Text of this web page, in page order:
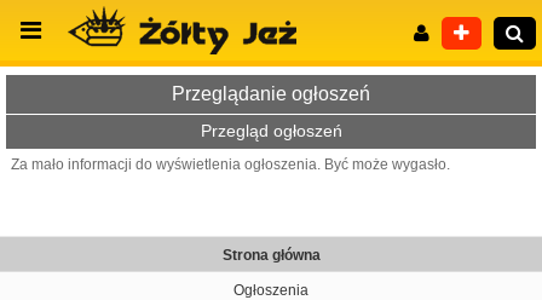
Przeglądanie ogłoszeń
Przegląd ogłoszeń
Za mało informacji do wyświetlenia ogłoszenia. Być może wygasło.
Strona główna
Ogłoszenia